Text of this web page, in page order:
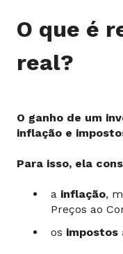
O que é
real?
O ganho de um
inflação e
Para isso, ela
a inflação,
Preços ao
os impostos